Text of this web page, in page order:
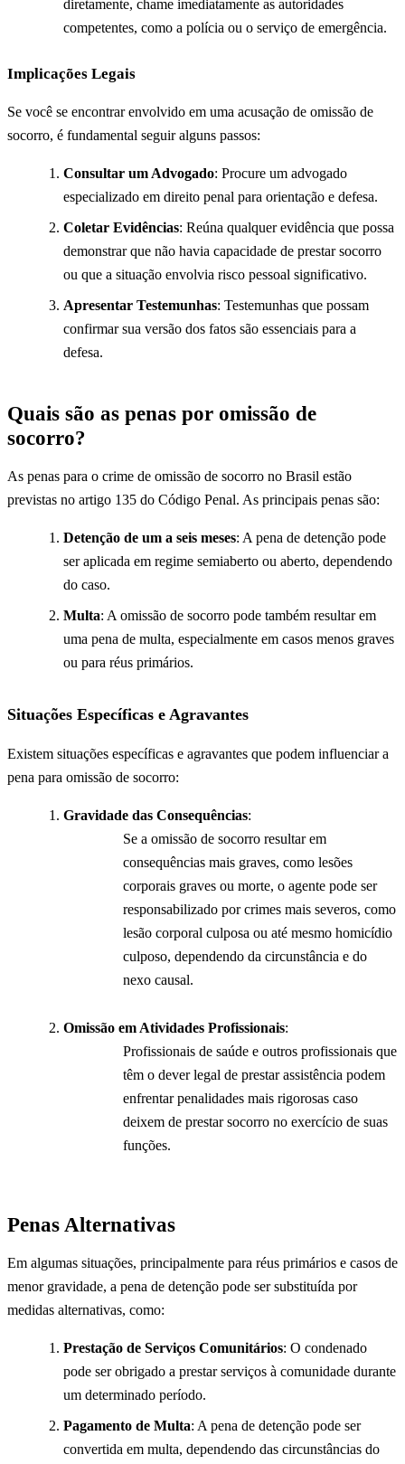
diretamente, chame imediatamente as autoridades
competentes, como a polícia ou o serviço de emergência.
Implicações Legais
Se você se encontrar envolvido em uma acusação de omissão de
socorro, é fundamental seguir alguns passos:
Consultar um Advogado: Procure um advogado
especializado em direito penal para orientação e defesa.
Coletar Evidências: Reúna qualquer evidência que possa
demonstrar que não havia capacidade de prestar socorro
ou que a situação envolvia risco pessoal significativo.
Apresentar Testemunhas: Testemunhas que possam
confirmar sua versão dos fatos são essenciais para a
defesa.
Quais são as penas por omissão de
socorro?
As penas para o crime de omissão de socorro no Brasil estão
previstas no artigo 135 do Código Penal. As principais penas são:
Detenção de um a seis meses: A pena de detenção pode
ser aplicada em regime semiaberto ou aberto, dependendo
do caso.
Multa: A omissão de socorro pode também resultar em
uma pena de multa, especialmente em casos menos graves
ou para réus primários.
Situações Específicas e Agravantes
Existem situações específicas e agravantes que podem influenciar a
pena para omissão de socorro:
Gravidade das Consequências:
Se a omissão de socorro resultar em
consequências mais graves, como lesões
corporais graves ou morte, o agente pode ser
responsabilizado por crimes mais severos, como
lesão corporal culposa ou até mesmo homicídio
culposo, dependendo da circunstância e do
nexo causal.
Omissão em Atividades Profissionais:
Profissionais de saúde e outros profissionais que
têm o dever legal de prestar assistência podem
enfrentar penalidades mais rigorosas caso
deixem de prestar socorro no exercício de suas
funções.
Penas Alternativas
Em algumas situações, principalmente para réus primários e casos de
menor gravidade, a pena de detenção pode ser substituída por
medidas alternativas, como:
Prestação de Serviços Comunitários: O condenado
pode ser obrigado a prestar serviços à comunidade durante
um determinado período.
Pagamento de Multa: A pena de detenção pode ser
convertida em multa, dependendo das circunstâncias do